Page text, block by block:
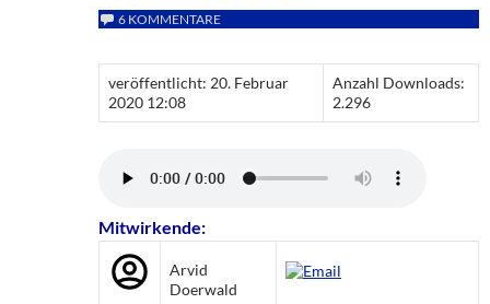
6 KOMMENTARE
veröffentlicht: 20. Februar
2020 12:08
Anzahl Downloads:
2.296
Mitwirkende:
Arvid
Doerwald